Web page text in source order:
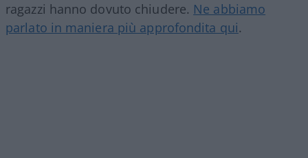
ragazzi hanno dovuto chiudere. Ne abbiamo
parlato in maniera più approfondita qui.